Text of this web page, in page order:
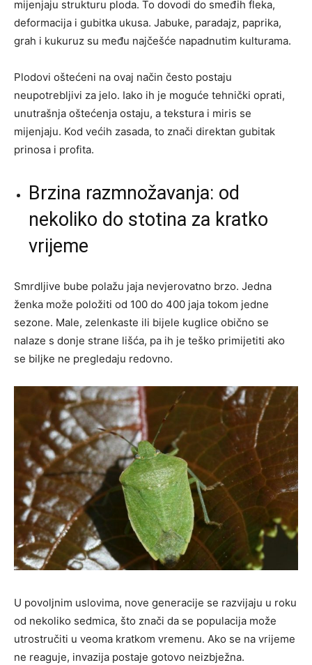
mijenjaju strukturu ploda. To dovodi do smeđih fleka,
deformacija i gubitka ukusa. Jabuke, paradajz, paprika,
grah i kukuruz su među najčešće napadnutim kulturama.
Plodovi oštećeni na ovaj način često postaju
neupotrebljivi za jelo. Iako ih je moguće tehnički oprati,
unutrašnja oštećenja ostaju, a tekstura i miris se
mijenjaju. Kod većih zasada, to znači direktan gubitak
prinosa i profita.
Brzina razmnožavanja: od
nekoliko do stotina za kratko
vrijeme
Smrdljive bube polažu jaja nevjerovatno brzo. Jedna
ženka može položiti od 100 do 400 jaja tokom jedne
sezone. Male, zelenkaste ili bijele kuglice obično se
nalaze s donje strane lišća, pa ih je teško primijetiti ako
se biljke ne pregledaju redovno.
U povoljnim uslovima, nove generacije se razvijaju u roku
od nekoliko sedmica, što znači da se populacija može
utrostručiti u veoma kratkom vremenu. Ako se na vrijeme
ne reaguje, invazija postaje gotovo neizbježna.